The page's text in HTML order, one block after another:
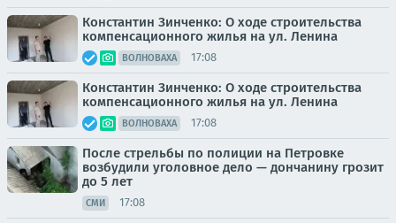
Константин Зинченко: О ходе строительства
компенсационного жилья на ул. Ленина
ВОЛНОВАХА 17:08
Константин Зинченко: О ходе строительства
компенсационного жилья на ул. Ленина
ВОЛНОВАХА 17:08
После стрельбы по полиции на Петровке
возбудили уголовное дело — дончанину грозит
до 5 лет
СМИ 17:08